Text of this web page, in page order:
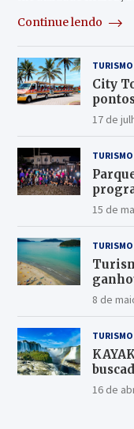
Continue lendo
TURISMO
City
17 de
TURISMO
15 de
TURISMO
Latin
8 de
TURISMO
16 de